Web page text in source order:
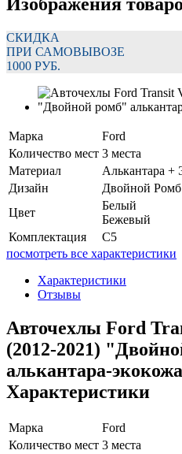
Изображения
СКИДКА
ПРИ САМОВЫВОЗЕ
1000 РУБ.
Марка
Ford
Количество мест 3 места
Материал
Алькантара +
Дизайн
Двойной Ромб
Цвет
Белый
Бежевый
Комплектация
C5
посмотреть все характеристики
Характеристики
Отзывы
Авточехлы Ford
(2012-2021)
алькантара-
Характеристики
Марка
Ford
Количество мест 3 места